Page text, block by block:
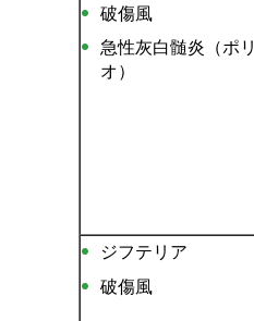
破傷風
急性灰白髄炎（ポリ
オ）
ジフテリア
破傷風